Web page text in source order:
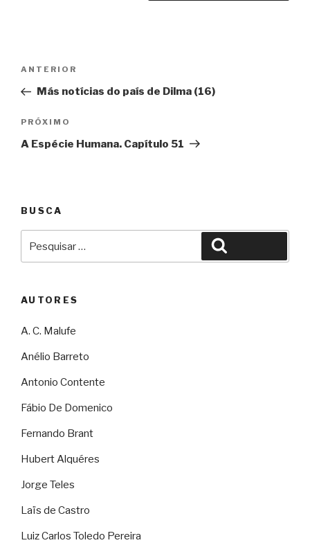
Post
Anterior
ANTERIOR
Más notícias do país de Dilma (16)
Próximo
PRÓXIMO
A Espécie Humana. Capítulo 51
BUSCA
por:
AUTORES
A. C. Malufe
Anélio Barreto
Antonio Contente
Fábio De Domenico
Fernando Brant
Hubert Alquéres
Jorge Teles
Laïs de Castro
Luiz Carlos Toledo Pereira